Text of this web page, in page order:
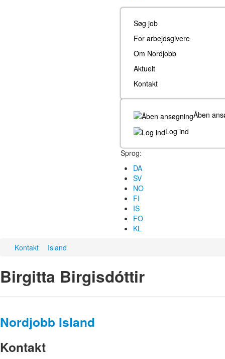
Søg job
For arbejdsgivere
Om Nordjobb
Aktuelt
Kontakt
Åben
Log ind
Sprog:
DA
SV
NO
FI
IS
FO
KL
Kontakt
Island
Birgitta Birgisdóttir
Nordjobb Island
Kontakt